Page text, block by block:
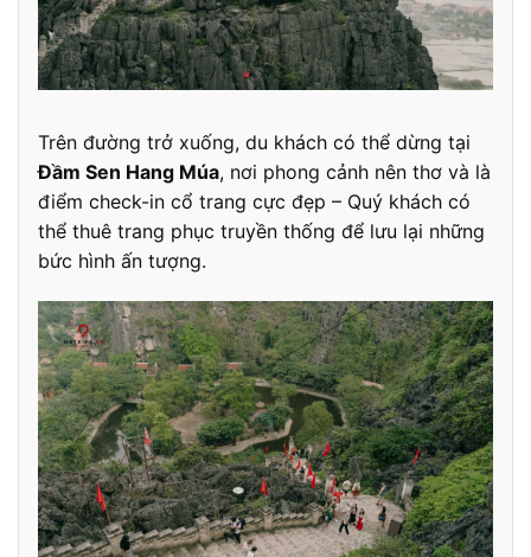
Trên đường trở xuống, du khách có thể dừng tại
Đầm Sen Hang Múa, nơi phong cảnh nên thơ và là
điểm check-in cổ trang cực đẹp – Quý khách có
thể thuê trang phục truyền thống để lưu lại những
bức hình ấn tượng.